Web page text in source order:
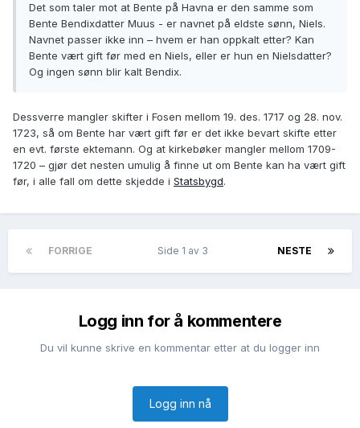
Det som taler mot at Bente på Havna er den samme som
Bente Bendixdatter Muus - er navnet på eldste sønn, Niels.
Navnet passer ikke inn – hvem er han oppkalt etter? Kan
Bente vært gift før med en Niels, eller er hun en Nielsdatter?
Og ingen sønn blir kalt Bendix.
Dessverre mangler skifter i Fosen mellom 19. des. 1717 og 28. nov.
1723, så om Bente har vært gift før er det ikke bevart skifte etter
en evt. første ektemann. Og at kirkebøker mangler mellom 1709-
1720 – gjør det nesten umulig å finne ut om Bente kan ha vært gift
før, i alle fall om dette skjedde i Statsbygd.
FORRIGE NESTE
Side 1 av 3
Logg inn for å kommentere
Du vil kunne skrive en kommentar etter at du logger inn
Logg inn nå